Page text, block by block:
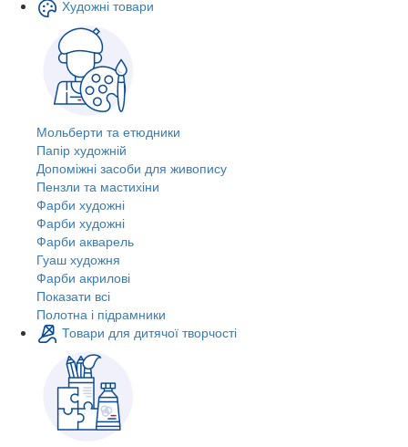
Художні товари
Мольберти та етюдники
Папір художній
Допоміжні засоби для живопису
Пензли та мастихіни
Фарби художні
Фарби художні
Фарби акварель
Гуаш художня
Фарби акрилові
Показати всі
Полотна і підрамники
Товари для дитячої творчості